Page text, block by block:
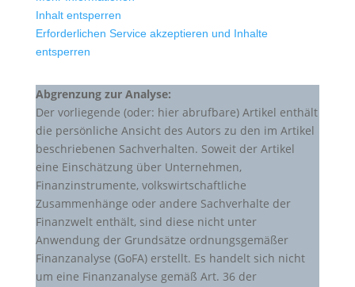
Inhalt entsperren
Erforderlichen Service akzeptieren und Inhalte
entsperren
Abgrenzung zur Analyse:
Der vorliegende (oder: hier abrufbare) Artikel enthält
die persönliche Ansicht des Autors zu den im Artikel
beschriebenen Sachverhalten. Soweit der Artikel
eine Einschätzung über Unternehmen,
Finanzinstrumente, volkswirtschaftliche
Zusammenhänge oder andere Sachverhalte der
Finanzwelt enthält, sind diese nicht unter
Anwendung der Grundsätze ordnungsgemäßer
Finanzanalyse (GoFA) erstellt. Es handelt sich nicht
um eine Finanzanalyse gemäß Art. 36 der